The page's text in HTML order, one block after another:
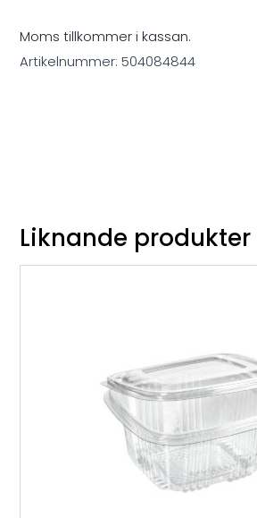
Moms tillkommer i kassan.
Artikelnummer:504084844
Liknande produkter